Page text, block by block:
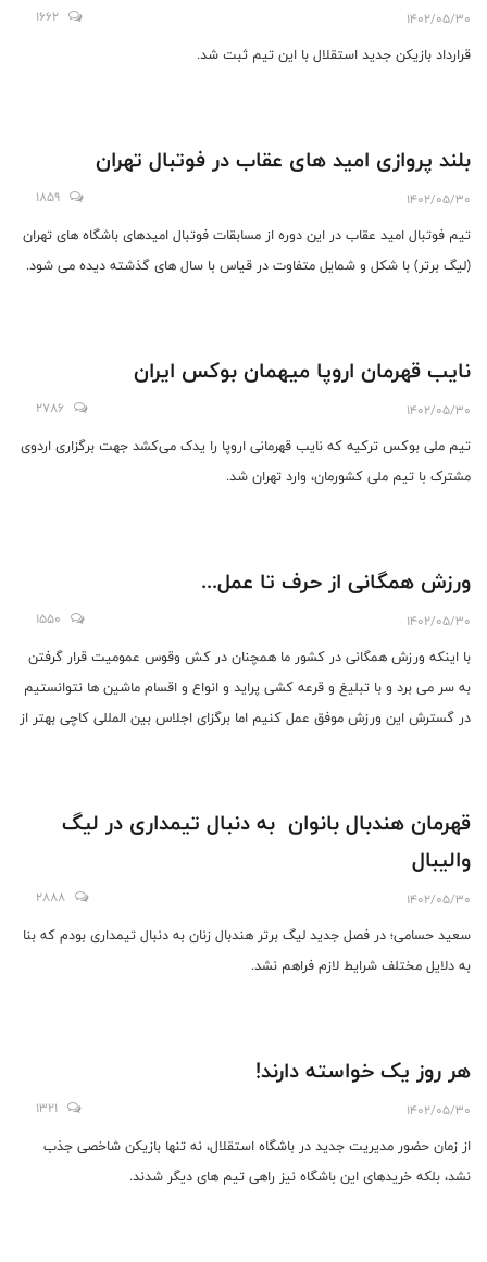
1402/05/30
1662
قرارداد بازیکن جدید استقلال با این تیم ثبت شد.
بلند پروازی امید های عقاب در فوتبال تهران
1402/05/30
1859
تیم فوتبال امید عقاب در این دوره از مسابقات فوتبال امیدهای باشگاه های تهران
(لیگ برتر) با شکل و شمایل متفاوت در قیاس با سال های گذشته دیده می شود.
نایب قهرمان اروپا میهمان بوکس ایران
1402/05/30
2786
تیم ملی بوکس ترکیه که نایب قهرمانی اروپا را یدک می‌کشد جهت برگزاری اردوی
مشترک با تیم ملی کشورمان، وارد تهران شد.
ورزش همگانی از حرف تا عمل...
1402/05/30
1550
با اینکه ورزش همگانی در کشور ما همچنان در کش وقوس عمومیت قرار گرفتن
به سر می برد و با تبلیغ و قرعه کشی پراید و انواع و اقسام ماشین ها نتوانستیم
در گسترش این ورزش موفق عمل کنیم اما برگزای اجلاس بین المللی کاچی بهتر از
قهرمان هندبال بانوان به دنبال تیمداری در لیگ
والیبال
1402/05/30
2888
سعید حسامی؛ در فصل جدید لیگ برتر هندبال زنان به دنبال تیمداری بودم که بنا
به دلایل مختلف شرایط لازم فراهم نشد.
هر روز یک خواسته دارند!
1402/05/30
1321
از زمان حضور مدیریت جدید در باشگاه استقلال، نه تنها بازیکن شاخصی جذب
نشد، بلکه خریدهای این باشگاه نیز راهی تیم ‌های دیگر شدند.